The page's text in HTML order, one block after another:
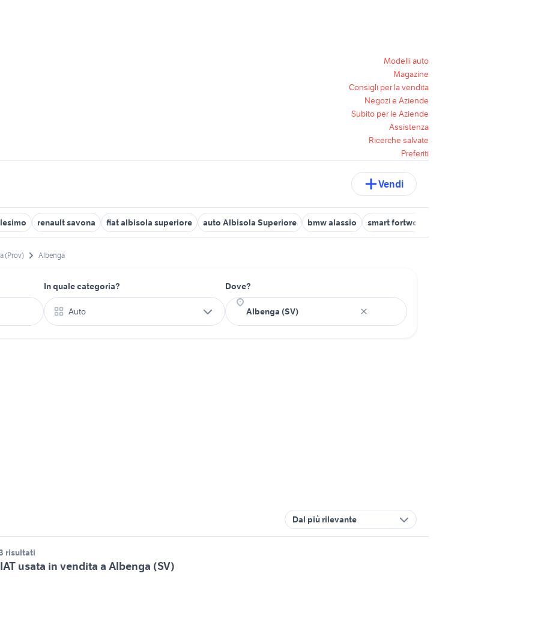
Modelli auto
Magazine
Consigli per la vendita
Negozi e Aziende
Subito per le Aziende
Assistenza
Ricerche salvate
Preferiti
Vendi
renault savona fiat albisola superiore auto Albisola Superiore bmw alassio smart fortwo auto Savona provincia
(Prov) Albenga
In quale categoria?
Auto
Dove?
Dal più rilevante
risultati
usata in vendita a Albenga (SV)